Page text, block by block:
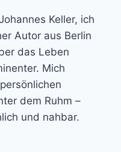
Keller, ich
Autor aus Berlin
das Leben
Mich
dem Ruhm –
und nahbar.